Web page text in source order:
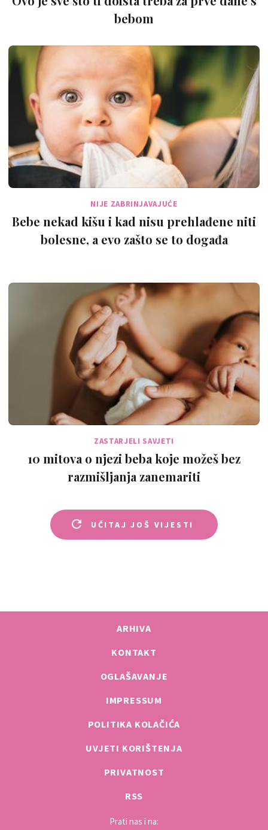
bebom
NIJE ZABRINJAVAJUĆE
Bebe nekad kišu i kad nisu prehlađene niti
bolesne, a evo zašto se to događa
ZASTARJELI SAVJETI
10 mitova o njezi beba koje možeš bez
razmišljanja zanemariti
UČITAJ JOŠ VIJESTI
ARHIVA
KONTAKT
OGLAŠAVANJE
IMPRESSUM
POLITIKA KOLAČIĆA
UVJETI KORIŠTENJA
PRIVATNOST
RSS
Prati nas i na: